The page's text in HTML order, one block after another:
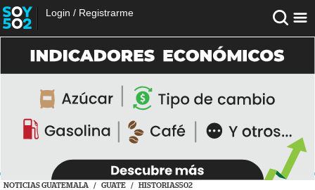
Login / Registrarme
NOTICIAS GUATEMALA / GUATE / HISTORIAS502